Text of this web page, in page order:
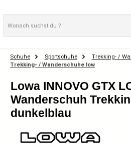
Schuhe Sportschuhe
Trekking- /
Trekking- / Wanderschuhe low
Lowa INNOVO GTX
Wanderschuh
dunkelblau